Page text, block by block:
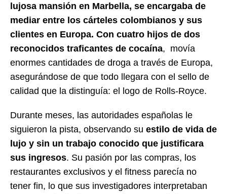
lujosa mansión en Marbella, se encargaba de
mediar entre los cárteles colombianos y sus
clientes en Europa. Con cuatro hijos de dos
reconocidos traficantes de cocaína, movía
enormes cantidades de droga a través de Europa,
asegurándose de que todo llegara con el sello de
calidad que la distinguía: el logo de Rolls-Royce.
Durante meses, las autoridades españolas le
siguieron la pista, observando su estilo de vida de
lujo y sin un trabajo conocido que justificara
sus ingresos. Su pasión por las compras, los
restaurantes exclusivos y el fitness parecía no
tener fin, lo que sus investigadores interpretaban